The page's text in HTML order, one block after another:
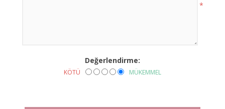
*
Değerlendirme:
KÖTÜ MÜKEMMEL